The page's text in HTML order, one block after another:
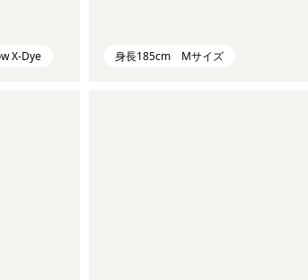
X-Dye 身長185cm Mサイズ